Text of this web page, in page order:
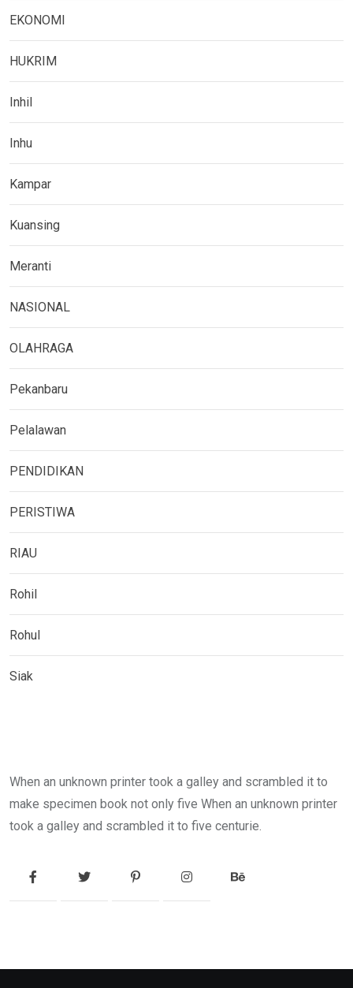
EKONOMI
HUKRIM
Inhil
Inhu
Kampar
Kuansing
Meranti
NASIONAL
OLAHRAGA
Pekanbaru
Pelalawan
PENDIDIKAN
PERISTIWA
RIAU
Rohil
Rohul
Siak
When an unknown printer took a galley and scrambled it to
make specimen book not only five When an unknown printer
took a galley and scrambled it to five centurie.